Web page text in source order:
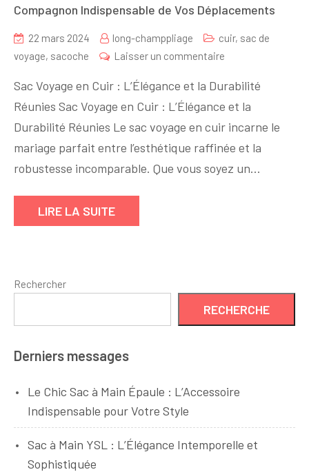
Compagnon Indispensable de Vos Déplacements
22 mars 2024 long-champpliage cuir, sac de
voyage, sacoche Laisser un commentaire
et
Durabilité
:
Le
Déplacements
Sac Voyage en Cuir : L’Élégance et la Durabilité
Réunies Sac Voyage en Cuir : L’Élégance et la
Durabilité Réunies Le sac voyage en cuir incarne le
mariage parfait entre l’esthétique raffinée et la
robustesse incomparable. Que vous soyez un…
LIRE LA SUITE
Rechercher
RECHERCHE
Derniers messages
Le Chic Sac à Main Épaule : L’Accessoire
Indispensable pour Votre Style
Sac à Main YSL : L’Élégance Intemporelle et
Sophistiquée